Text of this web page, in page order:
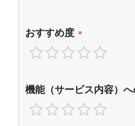
おすすめ度 *
機能（サービス内容）